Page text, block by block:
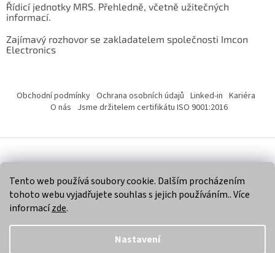
Tento web používá soubory cookie. Dalším procházením
tohoto webu vyjadřujete souhlas s jejich používáním.. Více
informacízde.
Nastavení
Řídicí jednotky MRS. Přehledně, včetně užitečných
informací.
Zajímavý rozhovor se zakladatelem společnosti Imcon
Electronics
Obchodní podmínky Ochrana osobních údajů Linked-in Kariéra
O nás Jsme držitelem certifikátu ISO 9001:2016
Copyright 2026